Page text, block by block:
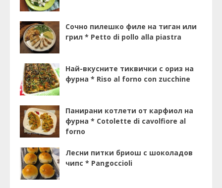
Сочно пилешко филе на тиган или
грил * Petto di pollo alla piastra
Най-вкусните тиквички с ориз на
фурна * Riso al forno con zucchine
Панирани котлети от карфиол на
фурна * Cotolette di cavolfiore al
forno
Лесни питки бриош с шоколадов
чипс * Pangoccioli